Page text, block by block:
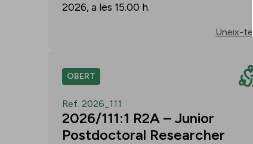
2026, a les 15.00 h.
Uneix-te
OBERT
Ref. 2026_111
2026/111:1 R2A – Junior
Postdoctoral Researcher